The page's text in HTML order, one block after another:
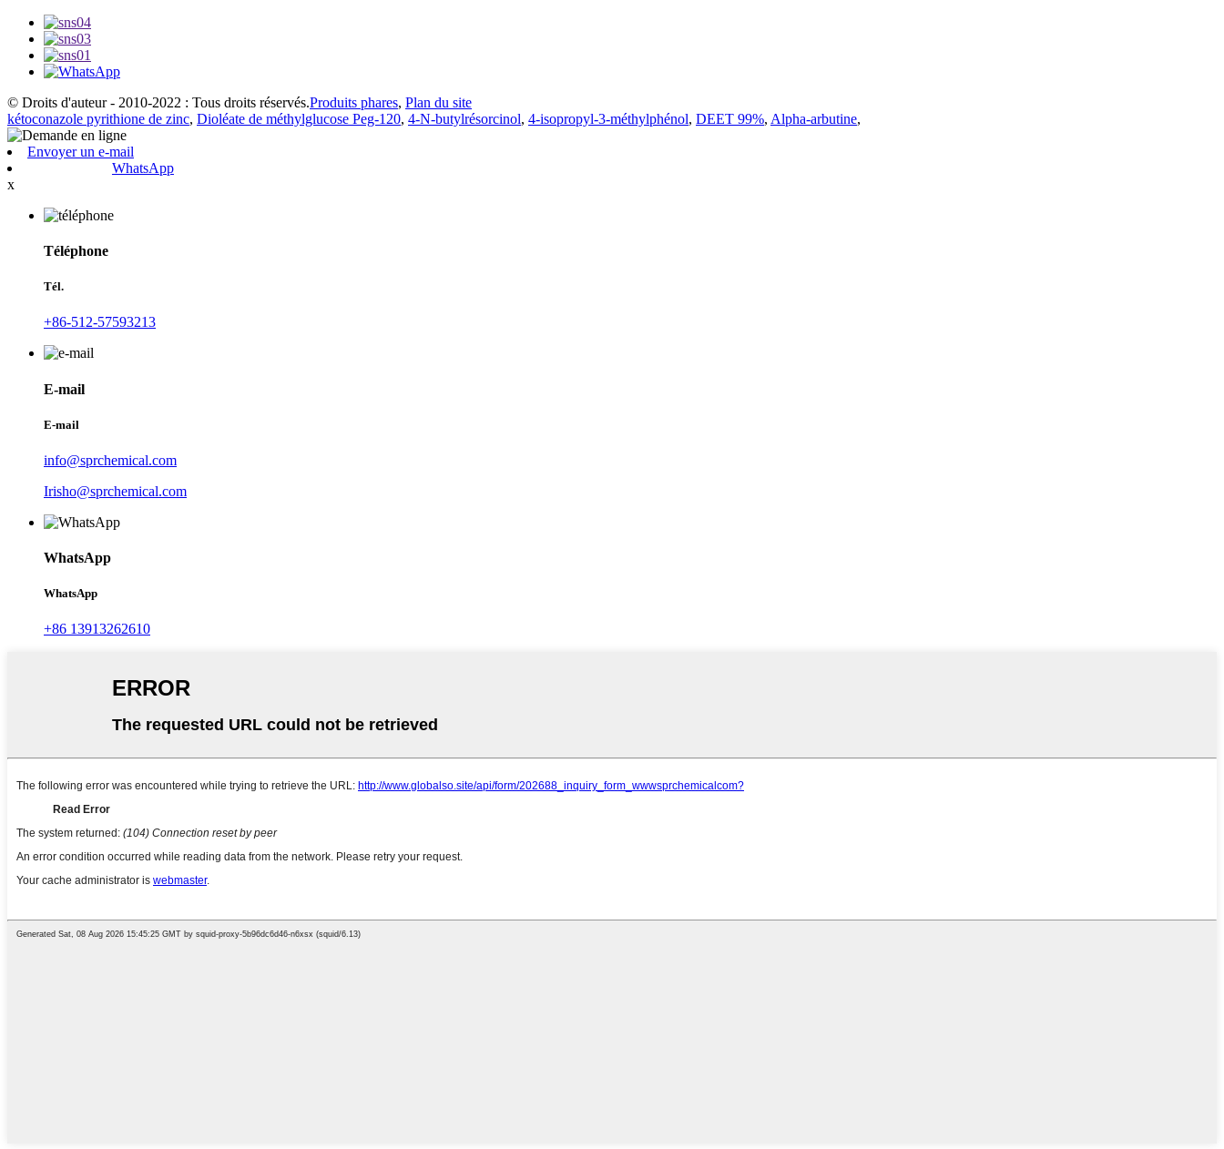
© Droits d'auteur - 2010-2022 : Tous droits réservés.Produits phares, Plan du site
kétoconazole pyrithione de zinc, Dioléate de méthylglucose Peg-120, 4-N-butylrésorcinol, 4-isopropyl-3-méthylphénol, DEET 99%, Alpha-arbutine,
Envoyer un e-mail
WhatsApp
x
Téléphone
Tél.
+86-512-57593213
E-mail
E-mail
info@sprchemical.com
Irisho@sprchemical.com
WhatsApp
WhatsApp
+86 13913262610